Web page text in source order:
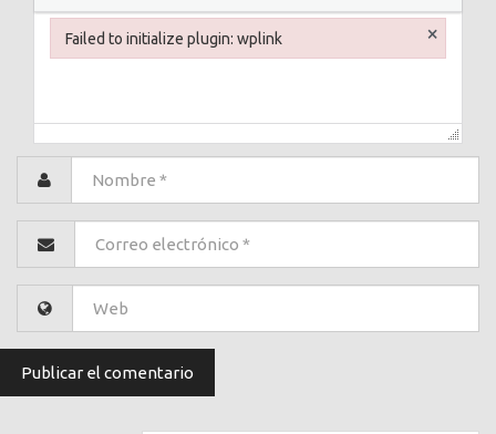
Failed to initialize plugin: wplink ×
Failed to initialize plugin: wplink